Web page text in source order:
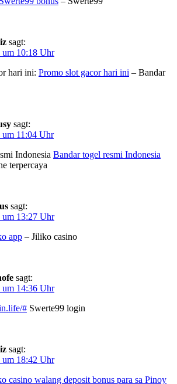
sagt:
um 10:18 Uhr
hari ini: Promo slot gacor hari ini – Bandar
sagt:
11:04 Uhr
Indonesia Bandar togel resmi Indonesia
terpercaya
sagt:
um 13:27 Uhr
app – Jiliko casino
sagt:
um 14:36 Uhr
# Swerte99 login
sagt:
um 18:42 Uhr
casino walang deposit bonus para sa Pinoy